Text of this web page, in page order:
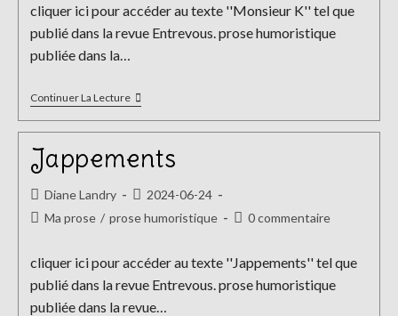
publication :
cliquer ici pour accéder au texte ''Monsieur K'' tel que
publié dans la revue Entrevous. prose humoristique
publiée dans la…
Continuer La LectureMonsieur
K
Jappements
Auteur/autrice
de
Diane Landry
Publication
publiée :
2024-06-24
PostMa prose / prose humoristique
Commentaires
publication :
0 commentaire
cliquer ici pour accéder au texte ''Jappements'' tel que
publié dans la revue Entrevous. prose humoristique
publiée dans la revue…